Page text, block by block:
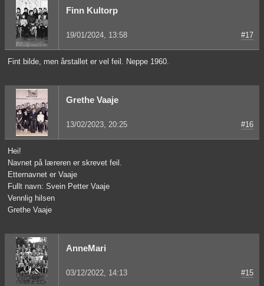
Finn Kultorp
19/01/2024, 13:58 #17
Fint bilde, men årstallet er vel feil. Neppe 1960.
Grethe Vaaje
13/02/2023, 20:25 #16
Hei!
Navnet på læreren er skrevet feil.
Etternavnet er Vaaje
Fullt navn: Svein Petter Vaaje
Vennlig hilsen
Grethe Vaaje
AnneMari
03/12/2022, 14:13 #15